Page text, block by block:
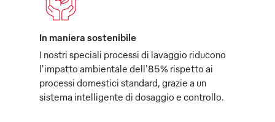
In maniera sostenibile
I nostri speciali processi di lavaggio riducono
l'impatto ambientale dell'85% rispetto ai
processi domestici standard, grazie a un
sistema intelligente di dosaggio e controllo.